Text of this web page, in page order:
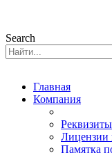
Search
Главная
Компания
Реквизиты
Лицензии
Памятка